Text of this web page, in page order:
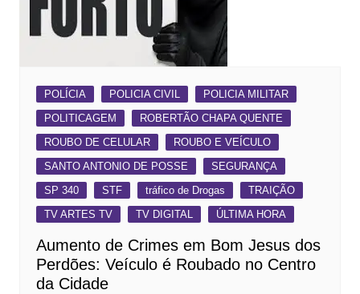
POLÍCIA POLICIA CIVIL
POLICIA MILITAR
POLITICAGEM
ROBERTÃO CHAPA QUENTE
ROUBO DE CELULAR
ROUBO E VEÍCULO
SANTO ANTONIO DE POSSE
SEGURANÇA
SP 340
STF tráfico de Drogas
TRAIÇÃO
TV ARTES TV
TV DIGITAL ÚLTIMA HORA
Aumento de Crimes em Bom Jesus dos
Perdões: Veículo é Roubado no Centro
da Cidade